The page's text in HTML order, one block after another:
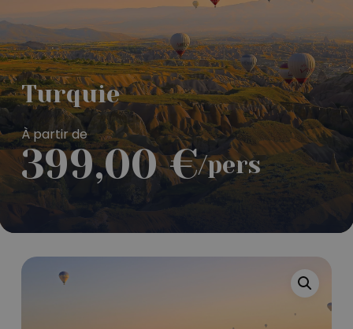
Turquie
À partir de
399,00€/pers